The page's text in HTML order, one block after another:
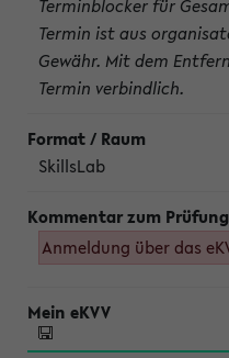
Terminblocker für
Termin ist aus
Gewähr. Mit dem
Termin verbindlich.
SkillsLab
Anmeldung über das